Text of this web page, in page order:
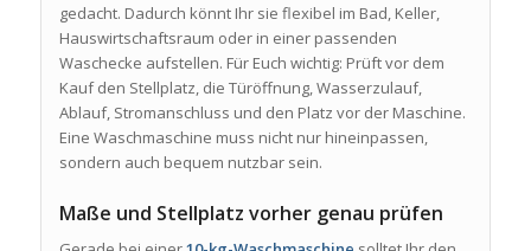
gedacht. Dadurch könnt Ihr sie flexibel im Bad, Keller,
Hauswirtschaftsraum oder in einer passenden
Waschecke aufstellen. Für Euch wichtig: Prüft vor dem
Kauf den Stellplatz, die Türöffnung, Wasserzulauf,
Ablauf, Stromanschluss und den Platz vor der Maschine.
Eine Waschmaschine muss nicht nur hineinpassen,
sondern auch bequem nutzbar sein.
Maße und Stellplatz vorher genau prüfen